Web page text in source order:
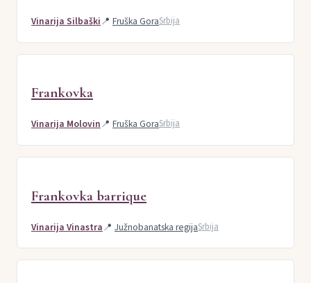
Vinarija Silbaški📍 Fruška GoraSrbija
Frankovka
Vinarija Molovin📍 Fruška GoraSrbija
Frankovka barrique
Vinarija Vinastra📍 Južnobanatska regijaSrbija